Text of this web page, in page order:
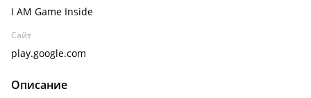
I AM Game Inside
Сайт
play.google.com
Описание